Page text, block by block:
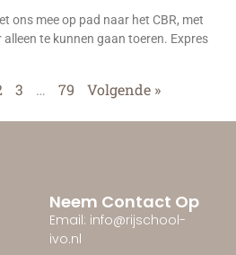
ons mee op pad naar het CBR, met
alleen te kunnen gaan toeren. Expres
3 … 79 Volgende »
Neem Contact Op
Email: info@rijschool-
ivo.nl